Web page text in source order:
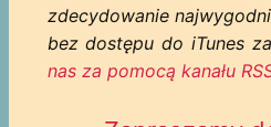
zdecydowanie
bez dostępu do iTunes
nas za pomocą kanału